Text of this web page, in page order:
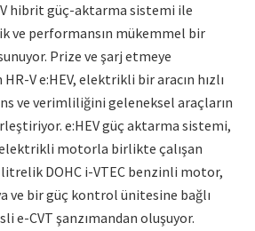
hibrit güç-aktarma sistemi ile
ve performansın mükemmel bir
Prize ve şarj etmeye
V e:HEV, elektrikli bir aracın hızlı
ve verimliliğini geleneksel araçların
e:HEV güç aktarma sistemi,
motorla birlikte çalışan
DOHC i-VTEC benzinli motor,
ve bir güç kontrol ünitesine bağlı
e-CVT şanzımandan oluşuyor.